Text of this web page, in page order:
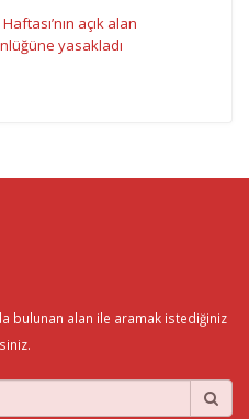
açık alan
yasakladı
bulunan alan ile aramak istediğiniz